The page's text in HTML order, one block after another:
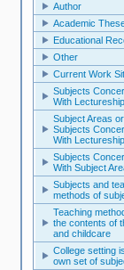
Author
Academic
Educational
Other
Current Work
Subjects
With Lectureship
Subject Areas or
Subjects
With Lectureship
Subjects
With Subject
Subjects and
methods of
Teaching
the contents of
and childcare
College setting
own set of